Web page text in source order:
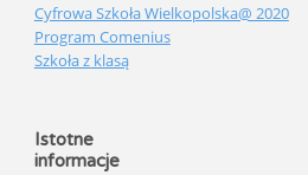
Cyfrowa Szkoła Wielkopolska@ 2020
Program Comenius
Szkoła z klasą
Istotne
informacje